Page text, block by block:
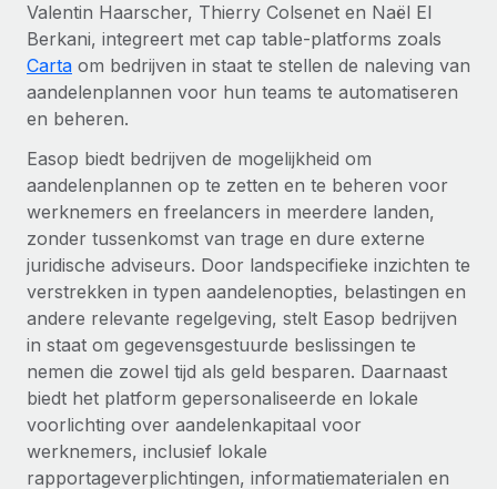
Secundaire arbeidsvoorwaarden
Eenvoudig secundaire arbeidsvoorwaarden
beheren
up op het gebied van gezondheid en welzijn,...
Meer informatie
BLOG
Productupdates van Remote: Gusto- en Xero-
integraties en Contractor Management Plus
Het blijft de missie van Remote om alle soorten bedrijven
te helpen bij het aannemen, beheren en...
Meer informatie
Hoe Phiture 55 werknemers in 19 landen
beheert met Remote
Phiture, een toonaangevende leider in de wereldwijde
mobiele groeiadviessector, zet zich sinds 2016...
Meer informatie
Valentin Haarscher, Thierry Colsenet en Naël El
Berkani, integreert met cap table-platforms zoals
Carta om bedrijven in staat te stellen de naleving van
aandelenplannen voor hun teams te automatiseren
en beheren.
Easop biedt bedrijven de mogelijkheid om
aandelenplannen op te zetten en te beheren voor
werknemers en freelancers in meerdere landen,
zonder tussenkomst van trage en dure externe
juridische adviseurs. Door landspecifieke inzichten te
verstrekken in typen aandelenopties, belastingen en
andere relevante regelgeving, stelt Easop bedrijven
in staat om gegevensgestuurde beslissingen te
nemen die zowel tijd als geld besparen. Daarnaast
biedt het platform gepersonaliseerde en lokale
voorlichting over aandelenkapitaal voor
werknemers, inclusief lokale
rapportageverplichtingen, informatiematerialen en